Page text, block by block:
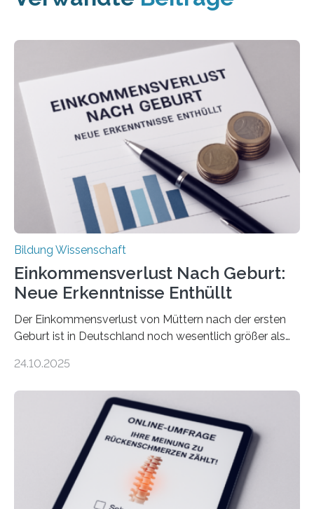
Bildung Wissenschaft
Einkommensverlust Nach Geburt:
Neue Erkenntnisse Enthüllt
Der Einkommensverlust von Müttern nach der ersten
Geburt ist in Deutschland noch wesentlich größer als
nach der Geburt durchschnittlich fast 30.000 Euro
langfristigen Auswirkungen auf Karriere und die spätere
Rente. Bisherige Schätzungen lagen bei rund 20.000
Euro und damit etwa 30 Prozent zu niedrig. Zu diesem
Ergebnis kommt eine neue Studie des ZEW Mannheim
mit der Universität Tilburg. „Werden Frauen unter 30
Jahren erstmals…
24.10.2025